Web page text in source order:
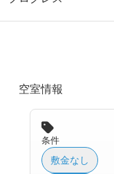
空室情報
条件
敷金なし